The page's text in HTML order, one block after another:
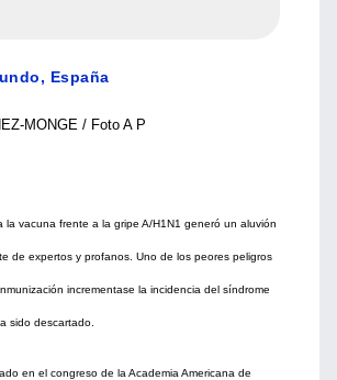
España
MONGE / Foto A P
la vacuna frente a la gripe A/H1N1 generó un aluvión
de expertos y profanos. Uno de los peores peligros
incrementase la incidencia del síndrome
sido descartado.
en el congreso de la Academia Americana de